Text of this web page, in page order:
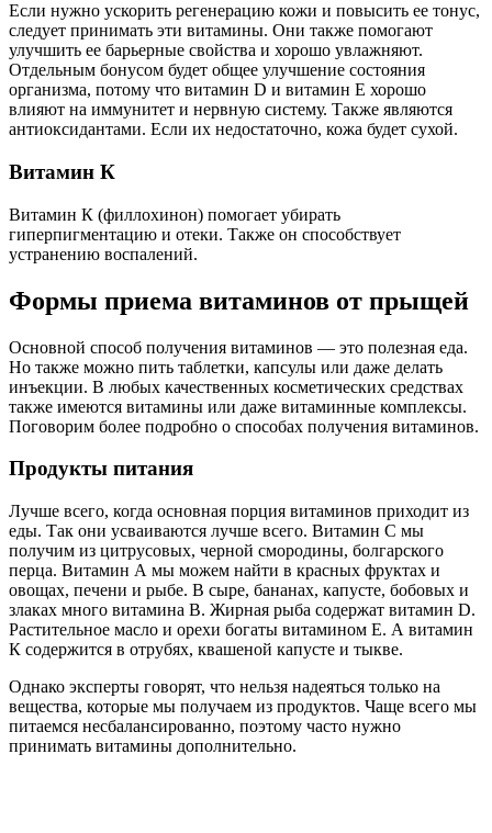
Если нужно ускорить регенерацию кожи и повысить ее тонус,
следует принимать эти витамины. Они также помогают
улучшить ее барьерные свойства и хорошо увлажняют.
Отдельным бонусом будет общее улучшение состояния
организма, потому что витамин D и витамин E хорошо
влияют на иммунитет и нервную систему. Также являются
антиоксидантами. Если их недостаточно, кожа будет сухой.
Витамин К
Витамин К (филлохинон) помогает убирать
гиперпигментацию и отеки. Также он способствует
устранению воспалений.
Формы приема витаминов от прыщей
Основной способ получения витаминов — это полезная еда.
Но также можно пить таблетки, капсулы или даже делать
инъекции. В любых качественных косметических средствах
также имеются витамины или даже витаминные комплексы.
Поговорим более подробно о способах получения витаминов.
Продукты питания
Лучше всего, когда основная порция витаминов приходит из
еды. Так они усваиваются лучше всего. Витамин С мы
получим из цитрусовых, черной смородины, болгарского
перца. Витамин А мы можем найти в красных фруктах и
овощах, печени и рыбе. В сыре, бананах, капусте, бобовых и
злаках много витамина В. Жирная рыба содержат витамин D.
Растительное масло и орехи богаты витамином Е. А витамин
К содержится в отрубях, квашеной капусте и тыкве.
Однако эксперты говорят, что нельзя надеяться только на
вещества, которые мы получаем из продуктов. Чаще всего мы
питаемся несбалансированно, поэтому часто нужно
принимать витамины дополнительно.